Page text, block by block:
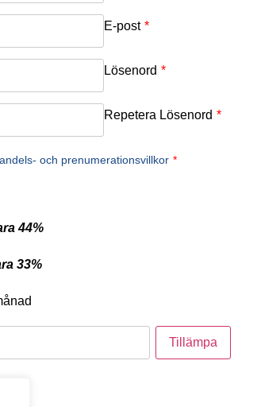
E-post *
Lösenord *
Repetera Lösenord *
och prenumerationsvillkor *
44%
33%